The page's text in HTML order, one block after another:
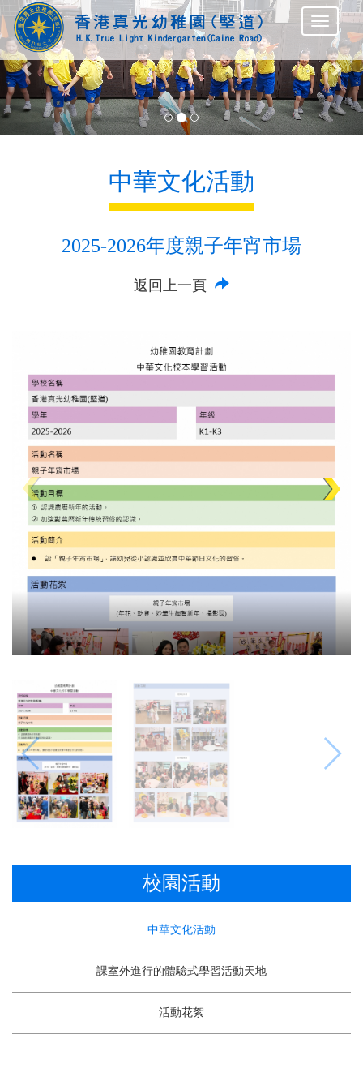
Previous
中華文化活動
2025-2026年度親子年宵市場
返回上一頁
校園活動
中華文化活動
課室外進行的體驗式學習活動天地
活動花絮